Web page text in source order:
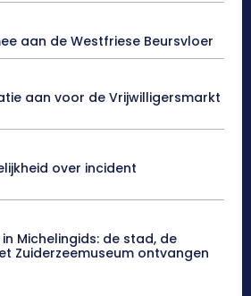
aan de Westfriese Beursvloer
aan voor de Vrijwilligersmarkt
over incident
Michelingids: de stad, de
Zuiderzeemuseum ontvangen